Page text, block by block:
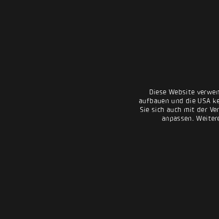
Diese Website
aufbauen und die USA
Sie sich auch mit der
anpassen.